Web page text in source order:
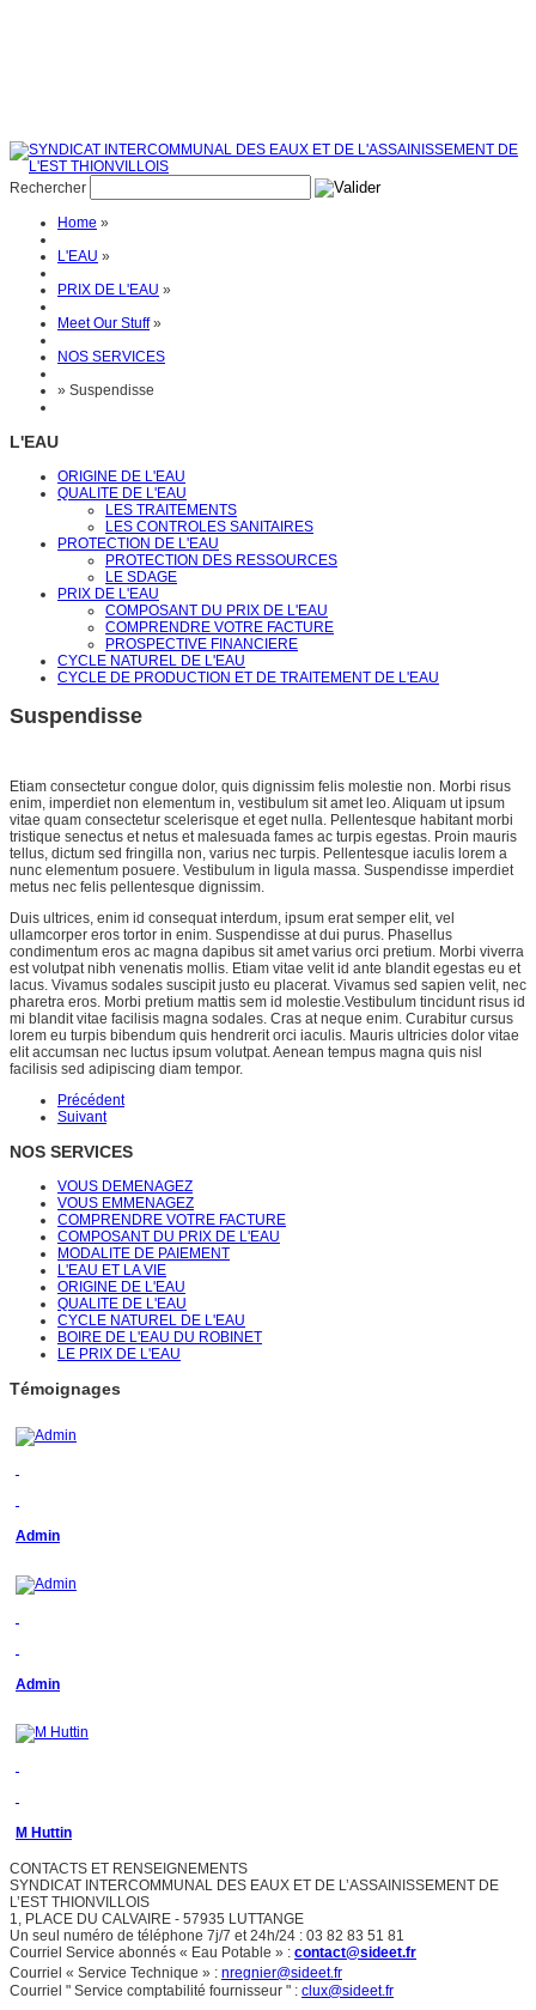
Rechercher
Home »
L'EAU »
PRIX DE L'EAU »
Meet Our Stuff»
NOS SERVICES
» Suspendisse
L'EAU
ORIGINE DE L'EAU
QUALITE DE L'EAU
LES TRAITEMENTS
LES CONTROLES SANITAIRES
PROTECTION DE L'EAU
PROTECTION DES RESSOURCES
LE SDAGE
PRIX DE L'EAU
COMPOSANT DU PRIX DE L'EAU
COMPRENDRE VOTRE FACTURE
PROSPECTIVE FINANCIERE
CYCLE NATUREL DE L'EAU
CYCLE DE PRODUCTION ET DE TRAITEMENT DE L'EAU
Suspendisse
Etiam consectetur congue dolor, quis dignissim felis molestie non. Morbi risus
enim, imperdiet non elementum in, vestibulum sit amet leo. Aliquam ut ipsum
vitae quam consectetur scelerisque et eget nulla. Pellentesque habitant morbi
tristique senectus et netus et malesuada fames ac turpis egestas. Proin mauris
tellus, dictum sed fringilla non, varius nec turpis. Pellentesque iaculis lorem a
nunc elementum posuere. Vestibulum in ligula massa. Suspendisse imperdiet
metus nec felis pellentesque dignissim.
Duis ultrices, enim id consequat interdum, ipsum erat semper elit, vel
ullamcorper eros tortor in enim. Suspendisse at dui purus. Phasellus
condimentum eros ac magna dapibus sit amet varius orci pretium. Morbi viverra
est volutpat nibh venenatis mollis. Etiam vitae velit id ante blandit egestas eu et
lacus. Vivamus sodales suscipit justo eu placerat. Vivamus sed sapien velit, nec
pharetra eros. Morbi pretium mattis sem id molestie.Vestibulum tincidunt risus id
mi blandit vitae facilisis magna sodales. Cras at neque enim. Curabitur cursus
lorem eu turpis bibendum quis hendrerit orci iaculis. Mauris ultricies dolor vitae
elit accumsan nec luctus ipsum volutpat. Aenean tempus magna quis nisl
facilisis sed adipiscing diam tempor.
Précédent
Suivant
NOS SERVICES
VOUS DEMENAGEZ
VOUS EMMENAGEZ
COMPRENDRE VOTRE FACTURE
COMPOSANT DU PRIX DE L'EAU
MODALITE DE PAIEMENT
L'EAU ET LA VIE
ORIGINE DE L'EAU
QUALITE DE L'EAU
CYCLE NATUREL DE L'EAU
BOIRE DE L'EAU DU ROBINET
LE PRIX DE L'EAU
Témoignages
Admin
Admin
M Huttin
CONTACTS ET RENSEIGNEMENTS
SYNDICAT INTERCOMMUNAL DES EAUX ET DE L’ASSAINISSEMENT DE
L’EST THIONVILLOIS
1, PLACE DU CALVAIRE - 57935 LUTTANGE
Un seul numéro de téléphone 7j/7 et 24h/24 : 03 82 83 51 81
Courriel Service abonnés « Eau Potable » : contact@sideet.fr
Courriel « Service Technique » : nregnier@sideet.fr
Courriel " Service comptabilité fournisseur " : clux@sideet.fr